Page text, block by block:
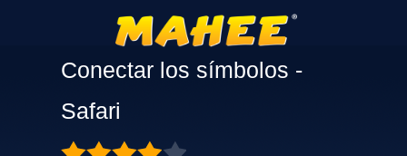
Conectar los símbolos -
Safari